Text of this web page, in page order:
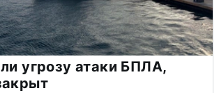
угрозу атаки БПЛА,